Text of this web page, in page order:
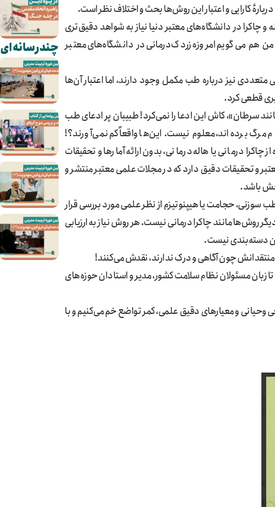
کارایی و اعتبار این روش‌ها بحث‌ و اختلاف نظر است.
در دانشگاه‌های معتبر دنیا نیاز به شواهد دقیق‌تری
هم می‌گویم امروزه زردک‌درمانی در دانشگاه‌های معتبر
متعددی نیز درباره طب مکمل وجود دارند، اما اعتبار آن‌ها
قطعی کرد.
سرطان»، کاش این ادعا را نمی‌کرد! طبیبان پر ادعای طب
مرگ برده‌اند، معلوم نیست. این‌ها واقعاً کم نمی‌آورند؟!
درمانی یا هاله‌درمانی، بدون ارائه آمارها و تحقیقات
و تحقیقات دقیق دارد که در مجلات علمی معتبر منتشر و
باشد.
حجامت یا هیپنوتیزم از نظر علمی مورد بررسی قرار
روش‌ها مانند چاکرا درمانی نیست. هر روش نیاز به ارزیابی
دسته‌بندی نیست.
زبان مسئولان نظام سلامت کشور، مدیر و استادان حوزه‌های
وحیانی و معیارهای دقیق علمی، کمر تواضع خم می‌کنیم و با
چندرسانه‌ای